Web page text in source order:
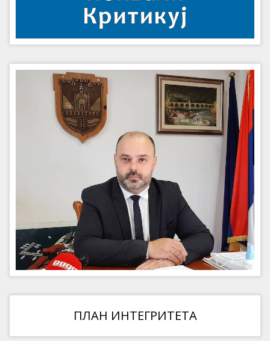
ПЛАН ИНТЕГРИТЕТА